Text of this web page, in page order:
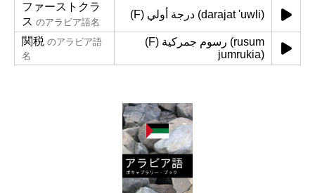
ファーストクラ
ス のアラビア語名
(F) درجة أولي (darajat 'uwli)
関税 のアラビア語
名
(F) رسوم جمركية (rusum
jumrukia)